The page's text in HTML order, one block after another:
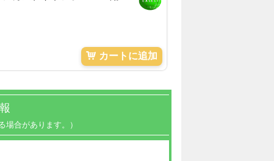
カートに追加
場合があります。）